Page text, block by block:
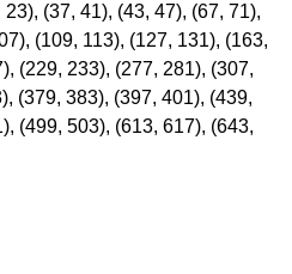
(37, 41), (43, 47), (67, 71),
(109, 113), (127, 131), (163,
(229, 233), (277, 281), (307,
(379, 383), (397, 401), (439,
(499, 503), (613, 617), (643,